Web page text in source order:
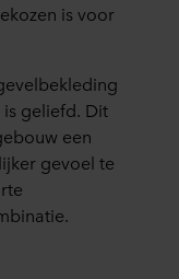
is voor
geliefd. Dit
een
gevoel te